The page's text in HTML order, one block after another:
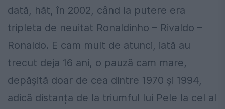
dată, hăt, în 2002, când la putere era
tripleta de neuitat Ronaldinho – Rivaldo –
Ronaldo. E cam mult de atunci, iată au
trecut deja 16 ani, o pauză cam mare,
depășită doar de cea dintre 1970 și 1994,
adică distanța de la triumful lui Pele la cel al